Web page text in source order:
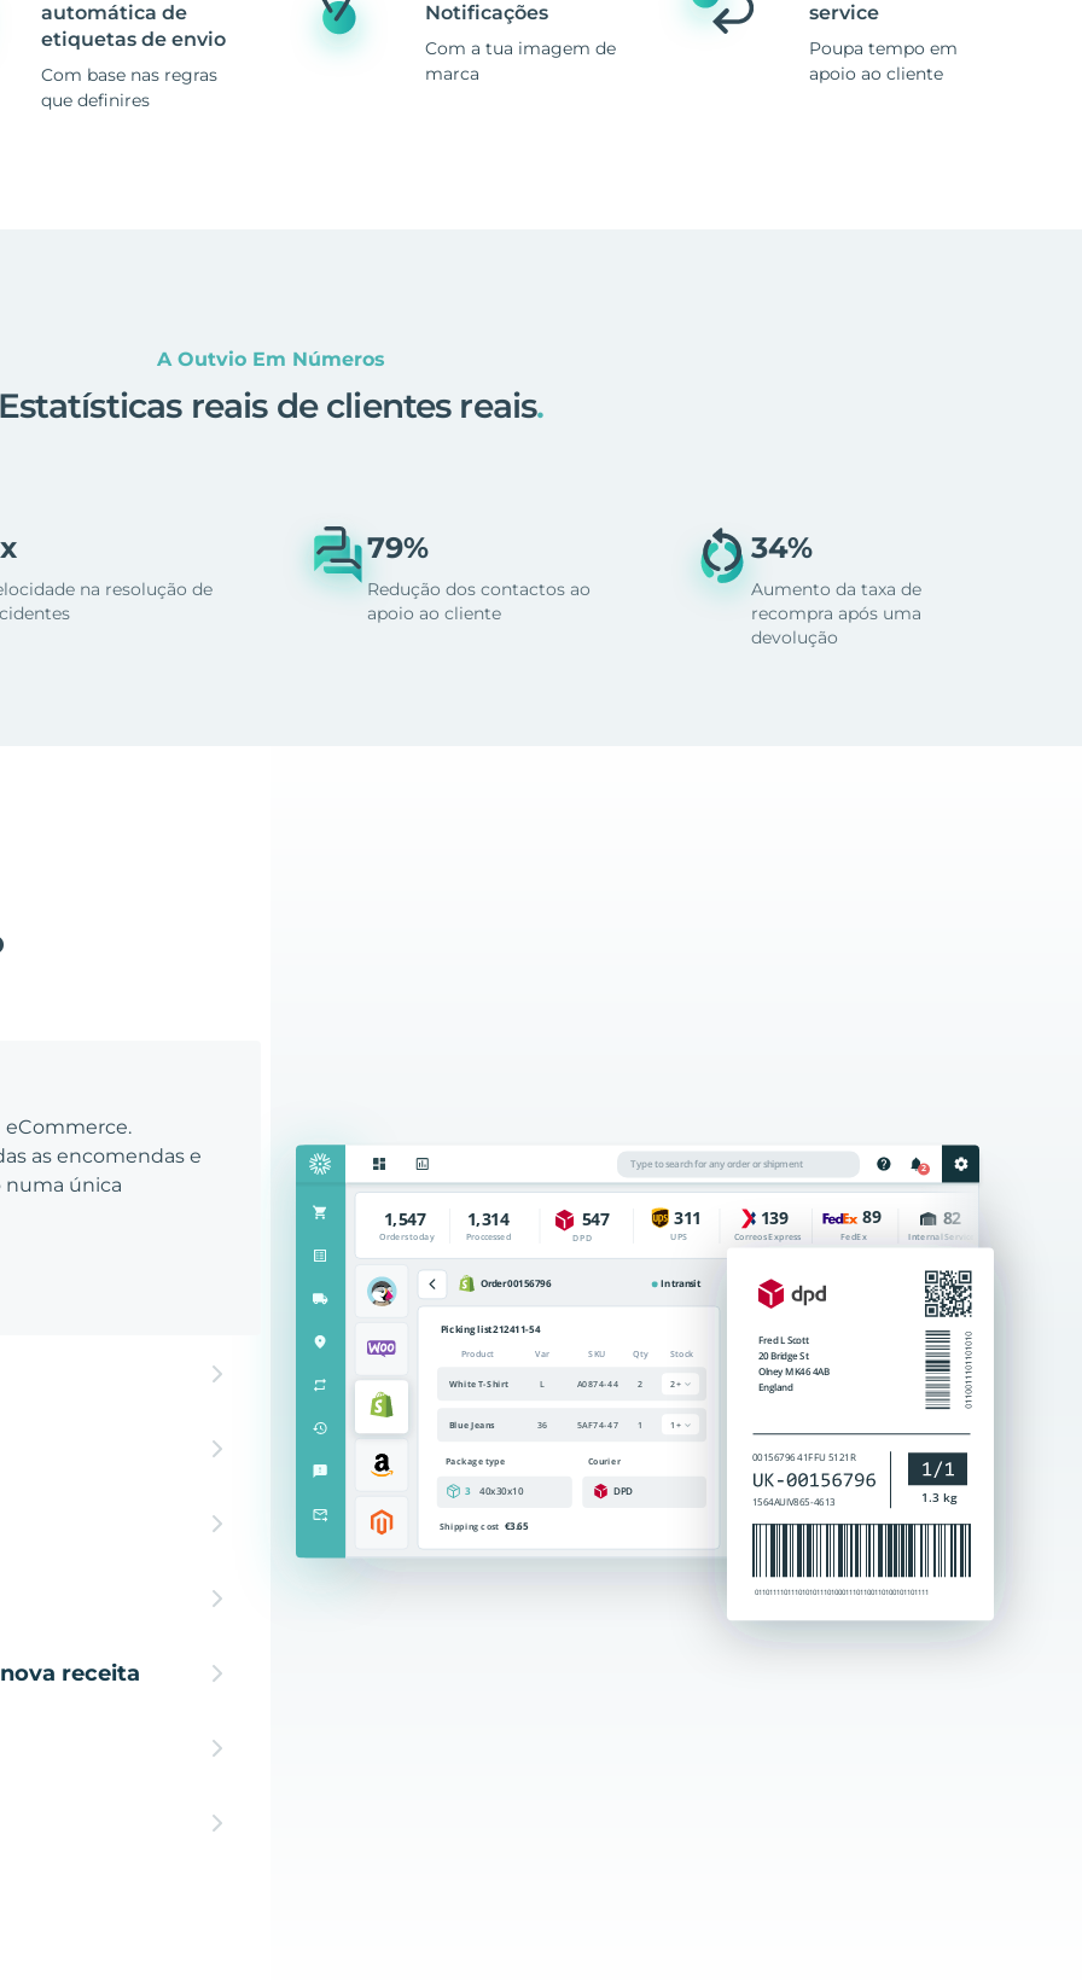
automática de
etiquetas de envio
Com base nas regras
que definires
Notificações
Com a tua imagem de
marca
service
Poupa tempo em
apoio ao cliente
A Outvio Em Números
reais de clientes reais.
na resolução de
79%
Redução dos contactos ao
apoio ao cliente
34%
Aumento da taxa de
recompra após uma
devolução
eCommerce.
as encomendas e
numa única
receita